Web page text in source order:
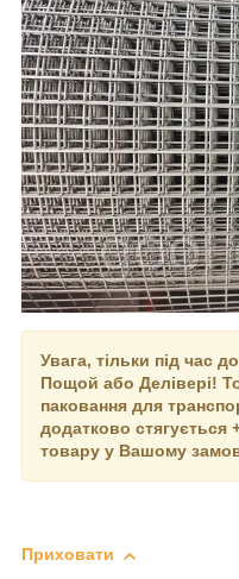
Увага, тільки під час
Пощой або Делівері!
паковання для
додатково стягується
товару у Вашому
Приховати